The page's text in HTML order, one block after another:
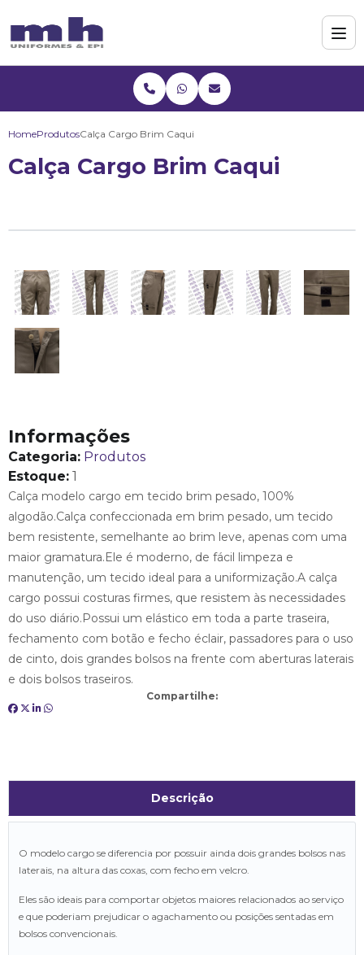
HomeProdutosCalça Cargo Brim Caqui
Calça Cargo Brim Caqui
Informações
Categoria: Produtos
Estoque: 1
Calça modelo cargo em tecido brim pesado, 100%
algodão.Calça confeccionada em brim pesado, um tecido
bem resistente, semelhante ao brim leve, apenas com uma
maior gramatura.Ele é moderno, de fácil limpeza e
manutenção, um tecido ideal para a uniformização.A calça
cargo possui costuras firmes, que resistem às necessidades
do uso diário.Possui um elástico em toda a parte traseira,
fechamento com botão e fecho éclair, passadores para o uso
de cinto, dois grandes bolsos na frente com aberturas laterais
e dois bolsos traseiros.
Compartilhe:
Descrição
O modelo cargo se diferencia por possuir ainda dois grandes bolsos nas
laterais, na altura das coxas, com fecho em velcro.
Eles são ideais para comportar objetos maiores relacionados ao serviço
e que poderiam prejudicar o agachamento ou posições sentadas em
bolsos convencionais.